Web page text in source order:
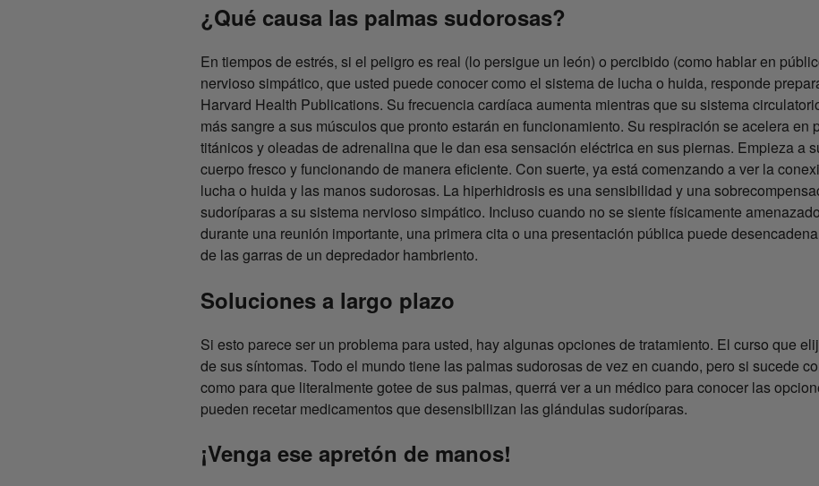
¿Qué causa las palmas sudorosas?
En tiempos de estrés, si el peligro es real (lo persigue un león) o percibido (como hablar en
nervioso simpático, que usted puede conocer como el sistema de lucha o huida, responde
Harvard Health Publications. Su frecuencia cardíaca aumenta mientras que su sistema
más sangre a sus músculos que pronto estarán en funcionamiento. Su respiración se acelera en
titánicos y oleadas de adrenalina que le dan esa sensación eléctrica en sus piernas. Empieza a
cuerpo fresco y funcionando de manera eficiente. Con suerte, ya está comenzando a ver la
lucha o huida y las manos sudorosas. La hiperhidrosis es una sensibilidad y una
sudoríparas a su sistema nervioso simpático. Incluso cuando no se siente físicamente
durante una reunión importante, una primera cita o una presentación pública puede
de las garras de un depredador hambriento.
Soluciones a largo plazo
Si esto parece ser un problema para usted, hay algunas opciones de tratamiento. El curso que
de sus síntomas. Todo el mundo tiene las palmas sudorosas de vez en cuando, pero si sucede
como para que literalmente gotee de sus palmas, querrá ver a un médico para conocer las
pueden recetar medicamentos que desensibilizan las glándulas sudoríparas.
¡Venga ese apretón de manos!